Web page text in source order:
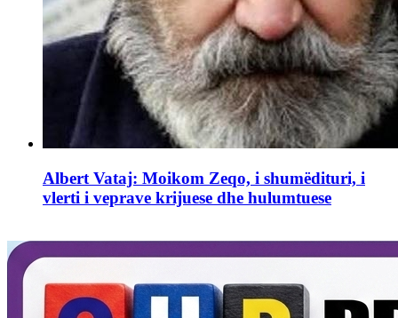
Albert Vataj: Moikom Zeqo, i shumëdituri, i
vlerti i veprave krijuese dhe hulumtuese